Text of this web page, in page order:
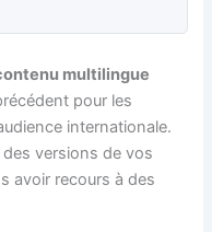
multilingue
pour les
internationale.
versions de vos
avoir recours à des